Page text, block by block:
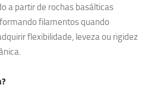
a partir de rochas basálticas
filamentos quando
flexibilidade, leveza ou rigidez